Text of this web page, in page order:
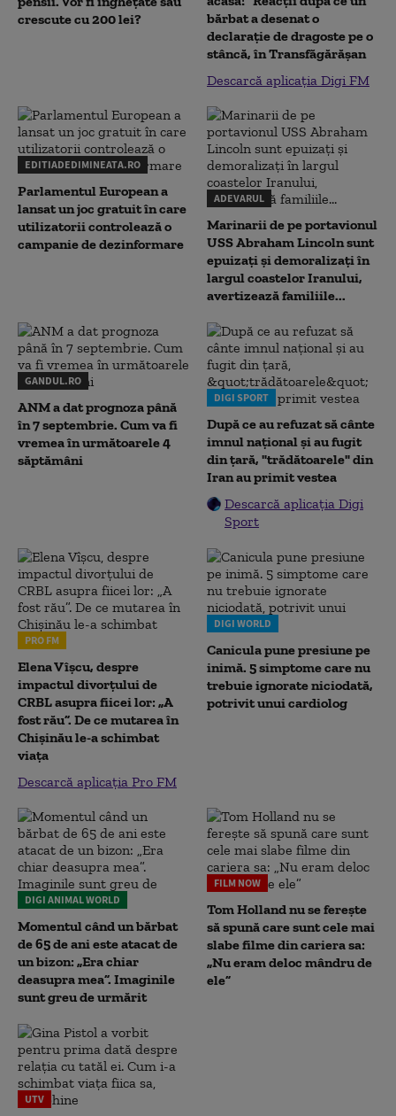
crescute cu 200 lei?
bărbat a desenat o
declaraţie de dragoste pe o
stâncă, în Transfăgărăşan
Descarcă aplicația Digi FM
EDITIADEDIMINEATA.RO
Parlamentul European a
lansat un joc gratuit în care
utilizatorii controlează o
campanie de dezinformare
ADEVARUL
Marinarii de pe portavionul
USS Abraham Lincoln sunt
epuizați și demoralizați în
largul coastelor Iranului,
avertizează familiile...
GANDUL.RO
ANM a dat prognoza până
în 7 septembrie. Cum va fi
vremea în următoarele 4
săptămâni
DIGI SPORT
După ce au refuzat să cânte
imnul naţional şi au fugit
din ţară, "trădătoarele" din
Iran au primit vestea
Descarcă aplicația Digi
Sport
PRO FM
Elena Vîșcu, despre
impactul divorțului de
CRBL asupra fiicei lor: „A
fost rău”. De ce mutarea în
Chișinău le-a schimbat
viața
Descarcă aplicația Pro FM
DIGI WORLD
Canicula pune presiune pe
inimă. 5 simptome care nu
trebuie ignorate niciodată,
potrivit unui cardiolog
DIGI ANIMAL WORLD
Momentul când un bărbat
de 65 de ani este atacat de
un bizon: „Era chiar
deasupra mea”. Imaginile
sunt greu de urmărit
FILM NOW
Tom Holland nu se ferește
să spună care sunt cele mai
slabe filme din cariera sa:
„Nu eram deloc mândru de
ele”
UTV